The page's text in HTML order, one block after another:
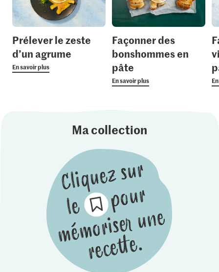
Prélever le zeste
d’un agrume
En savoir plus
Façonner des
bonshommes en
pâte
En savoir plus
Ma collection